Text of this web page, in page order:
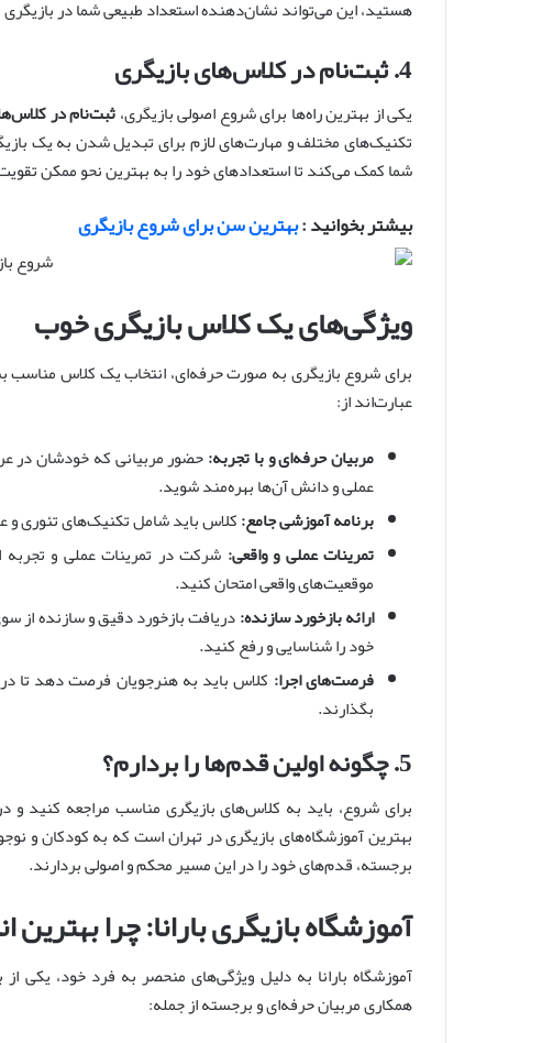
هستید، این می‌تواند نشان‌دهنده استعداد طبیعی شما در
4. ثبت‌نام در کلاس‌های بازیگری
یکی از بهترین راه‌ها برای شروع اصولی بازیگری،ثبت‌نام در
تکنیک‌های مختلف و مهارت‌های لازم برای تبدیل شدن به یک
شما کمک می‌کند تا استعدادهای خود را به بهترین نحو ممکن
بیشتر بخوانید :بهترین سن برای شروع بازیگری
ویژگی‌های یک کلاس بازیگری خوب
برای شروع بازیگری به صورت حرفه‌ای، انتخاب یک کلاس مناسب
عبارت‌اند از:
مربیان حرفه‌ای و با تجربه:حضور مربیانی که خودشان در
عملی و دانش آن‌ها بهره‌مند شوید.
برنامه آموزشی جامع:کلاس باید شامل تکنیک‌های تئوری
تمرینات عملی و واقعی: شرکت در تمرینات عملی و
موقعیت‌های واقعی امتحان کنید.
ارائه بازخورد سازنده:دریافت بازخورد دقیق و سازنده از
خود را شناسایی و رفع کنید.
فرصت‌های اجرا: کلاس باید به هنرجویان فرصت دهد تا
بگذارند.
5. چگونه اولین قدم‌ها را بردارم؟
برای شروع، باید به کلاس‌های بازیگری مناسب مراجعه کنید
بهترین آموزشگاه‌های بازیگری در تهران است که به کودکان و
برجسته، قدم‌های خود را در این مسیر محکم و اصولی بردارند.
آموزشگاه بازیگری بارانا: چرا
آموزشگاه بارانا به دلیل ویژگی‌های منحصر به فرد خود، یکی
همکاری مربیان حرفه‌ای و برجسته از جمله: